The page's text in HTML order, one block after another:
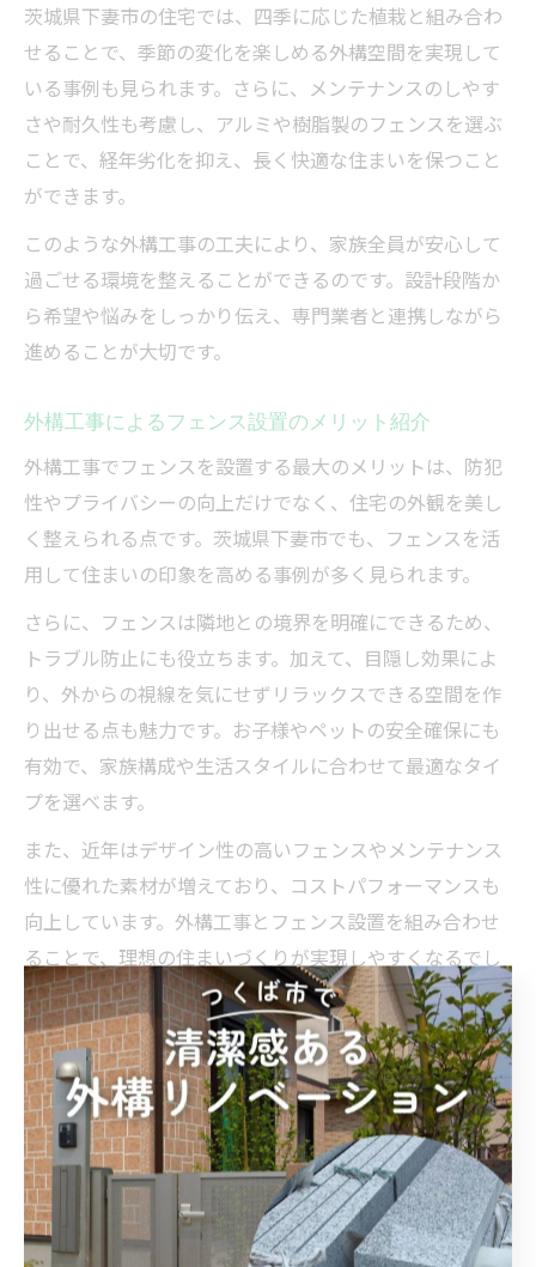
茨城県下妻市の住宅では、四季に応じた植栽と組み合わ
せることで、季節の変化を楽しめる外構空間を実現して
いる事例も見られます。さらに、メンテナンスのしやす
さや耐久性も考慮し、アルミや樹脂製のフェンスを選ぶ
ことで、経年劣化を抑え、長く快適な住まいを保つこと
ができます。
このような外構工事の工夫により、家族全員が安心して
過ごせる環境を整えることができるのです。設計段階か
ら希望や悩みをしっかり伝え、専門業者と連携しながら
進めることが大切です。
外構工事によるフェンス設置のメリット紹介
外構工事でフェンスを設置する最大のメリットは、防犯
性やプライバシーの向上だけでなく、住宅の外観を美し
く整えられる点です。茨城県下妻市でも、フェンスを活
用して住まいの印象を高める事例が多く見られます。
さらに、フェンスは隣地との境界を明確にできるため、
トラブル防止にも役立ちます。加えて、目隠し効果によ
り、外からの視線を気にせずリラックスできる空間を作
り出せる点も魅力です。お子様やペットの安全確保にも
有効で、家族構成や生活スタイルに合わせて最適なタイ
プを選べます。
また、近年はデザイン性の高いフェンスやメンテナンス
性に優れた素材が増えており、コストパフォーマンスも
向上しています。外構工事とフェンス設置を組み合わせ
ることで、理想の住まいづくりが実現しやすくなるでし
ょう。
外構工事を通じて目隠しや防
犯性も向上
外構工事で目隠しと防犯性を強化する方法